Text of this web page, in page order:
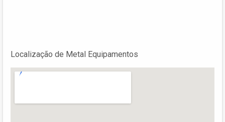
Localização de Metal Equipamentos